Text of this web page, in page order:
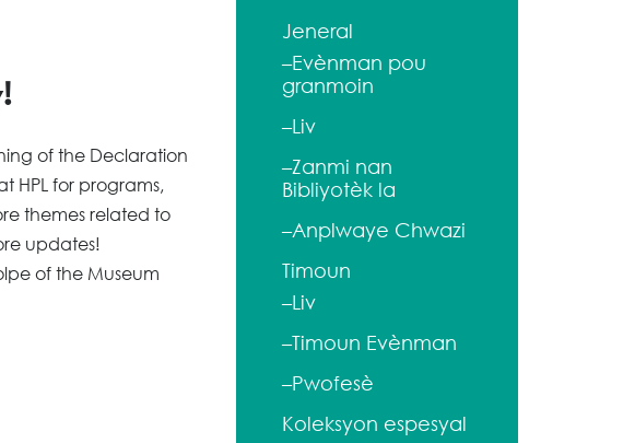
of the Declaration
HPL for programs,
themes related to
updates!
of the Museum
Jeneral
–Evènman pou
granmoin
–Liv
–Zanmi nan
Bibliyotèk la
–Anplwaye Chwazi
Timoun
–Liv
–Timoun Evènman
–Pwofesè
Koleksyon espesyal